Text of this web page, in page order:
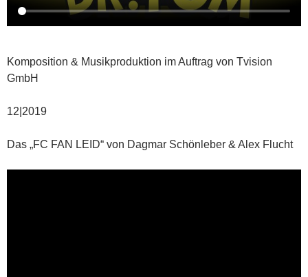
Komposition & Musikproduktion im Auftrag von Tvision
GmbH
12|2019
Das „FC FAN LEID“ von Dagmar Schönleber & Alex Flucht